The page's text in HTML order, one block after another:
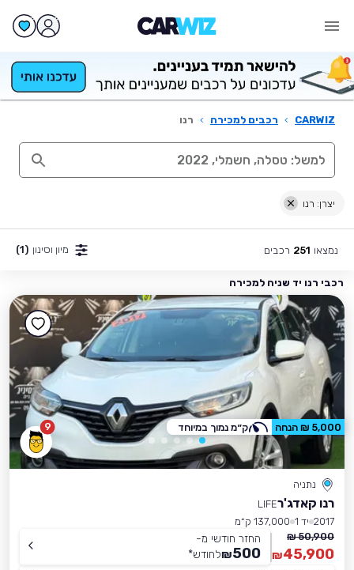
CARWIZ
› רכבים למכירה › רנו
יצרן: רנו
נמצאו 251 רכבים מיון וסינון (1)
רכבי רנו יד שניה למכירה
9
נתניה
רנו קאדג'רLIFE
2017 יד 1
137,000 ק״מ
50,900 ₪
45,900
₪
החזר חודשי מ-
500
₪לחודש*
5,000 ₪ הנחה ק״מ נמוך במיוחד